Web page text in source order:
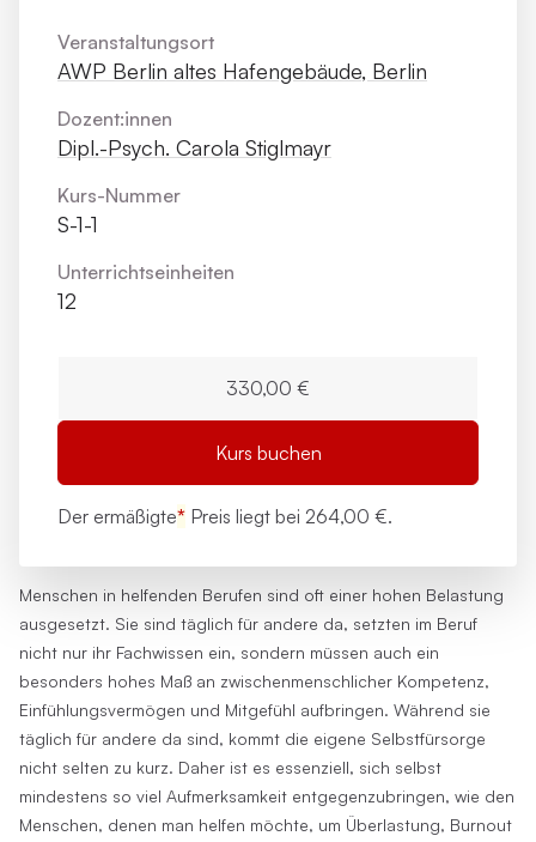
Menschen in helfenden Berufen sind oft einer hohen Belastung
ausgesetzt. Sie sind täglich für andere da, setzten im Beruf
nicht nur ihr Fachwissen ein, sondern müssen auch ein
besonders hohes Maß an zwischenmenschlicher Kompetenz,
Einfühlungsvermögen und Mitgefühl aufbringen. Während sie
täglich für andere da sind, kommt die eigene Selbstfürsorge
nicht selten zu kurz. Daher ist es essenziell, sich selbst
mindestens so viel Aufmerksamkeit entgegenzubringen, wie den
Menschen, denen man helfen möchte, um Überlastung, Burnout
Veranstaltungsort
AWP Berlin altes Hafengebäude, Berlin
Dozent:innen
Dipl.-Psych. Carola Stiglmayr
Kurs-Nummer
S-1-1
Unterrichts­einheiten
12
330,00 €
Kurs buchen
Der ermäßigte* Preis liegt bei 264,00 €.